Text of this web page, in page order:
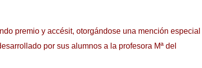
premio y accésit, otorgándose una mención especial
por sus alumnos a la profesora Mª del